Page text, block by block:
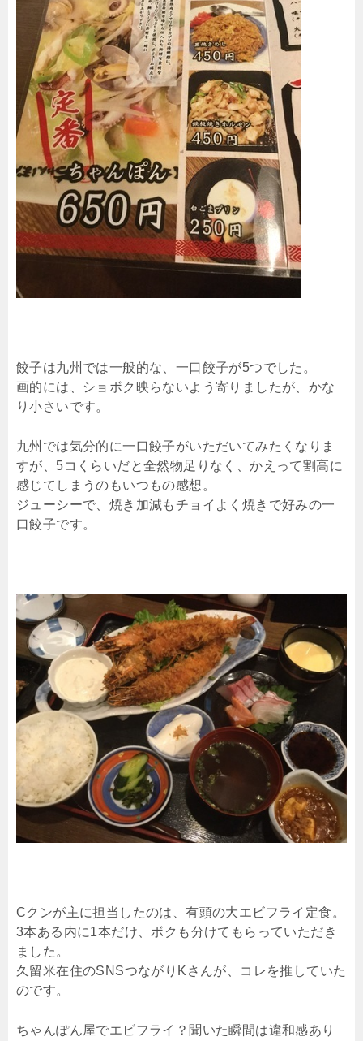
餃子は九州では一般的な、一口餃子が5つでした。
画的には、ショボク映らないよう寄りましたが、かな
り小さいです。
九州では気分的に一口餃子がいただいてみたくなりま
すが、5コくらいだと全然物足りなく、かえって割高に
感じてしまうのもいつもの感想。
ジューシーで、焼き加減もチョイよく焼きで好みの一
口餃子です。
Cクンが主に担当したのは、有頭の大エビフライ定食。
3本ある内に1本だけ、ボクも分けてもらっていただき
ました。
久留米在住のSNSつながりKさんが、コレを推していた
のです。
ちゃんぽん屋でエビフライ？聞いた瞬間は違和感あり